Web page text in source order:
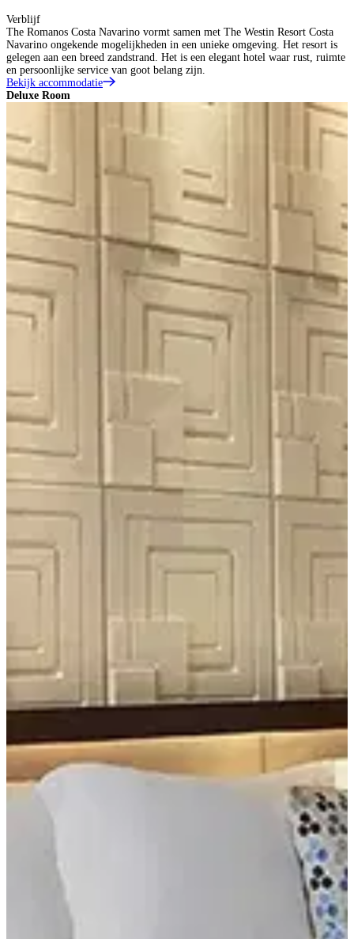
Verblijf
The Romanos Costa Navarino vormt samen met The Westin Resort Costa
Navarino ongekende mogelijkheden in een unieke omgeving. Het resort is
gelegen aan een breed zandstrand. Het is een elegant hotel waar rust, ruimte
en persoonlijke service van goot belang zijn.
Bekijk accommodatie
Deluxe Room